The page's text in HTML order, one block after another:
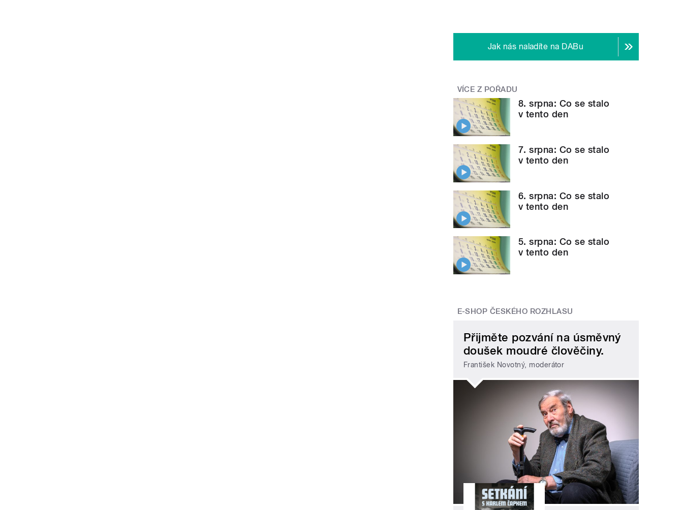
Jak nás naladíte na DABu
VÍCE Z POŘADU
8. srpna: Co se stalo
v tento den
7. srpna: Co se stalo
v tento den
6. srpna: Co se stalo
v tento den
5. srpna: Co se stalo
v tento den
E-SHOP ČESKÉHO ROZHLASU
Přijměte pozvání na úsměvný
doušek moudré člověčiny.
František Novotný, moderátor